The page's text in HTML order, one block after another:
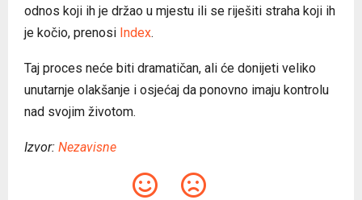
odnos koji ih je držao u mjestu ili se riješiti straha koji ih
je kočio, prenosi Index.
Taj proces neće biti dramatičan, ali će donijeti veliko
unutarnje olakšanje i osjećaj da ponovno imaju kontrolu
nad svojim životom.
Izvor: Nezavisne